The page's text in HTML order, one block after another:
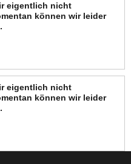
eigentlich nicht
können wir leider
eigentlich nicht
können wir leider